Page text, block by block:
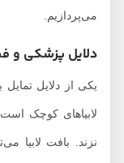
می‌پردازیم.
دلایل پزشکی و
یکی از دلایل تمایل به
لابیاهای کوچک است،
نزند. بافت لابیا